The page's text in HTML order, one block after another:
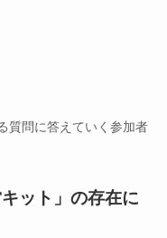
質問に答えていく参加者
ット」の存在に